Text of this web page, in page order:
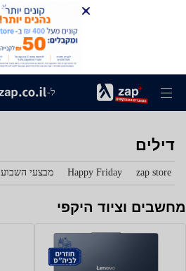
ל-
דילים
zap store
Happy Friday מבצעי השבוע
מחשבים וציוד היקפי